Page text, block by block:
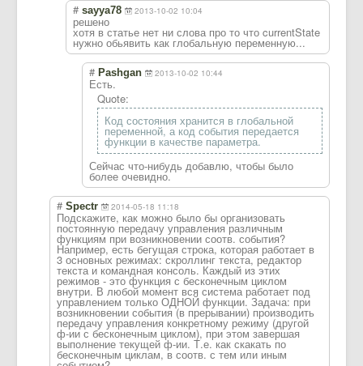
# sayya78 2013-10-02 10:04
решено
хотя в статье нет ни слова про то что currentState
нужно обьявить как глобальную переменную...
# Pashgan 2013-10-02 10:44
Есть.
Quote:
Код состояния хранится в глобальной
переменной, а код события передается
функции в качестве параметра.
Сейчас что-нибудь добавлю, чтобы было
более очевидно.
# Spectr 2014-05-18 11:18
Подскажите, как можно было бы организовать
постоянную передачу управления различным
функциям при возникновении соотв. события?
Например, есть бегущая строка, которая работает в
3 основных режимах: скроллинг текста, редактор
текста и командная консоль. Каждый из этих
режимов - это функция с бесконечным циклом
внутри. В любой момент вся система работает под
управлением только ОДНОЙ функции. Задача: при
возникновении события (в прерывании) производить
передачу управления конкретному режиму (другой
ф-ии с бесконечным циклом), при этом завершая
выполнение текущей ф-ии. Т.е. как скакать по
бесконечным циклам, в соотв. с тем или иным